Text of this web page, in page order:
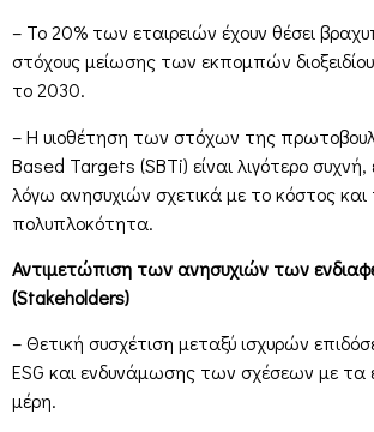
– Το 20% των εταιρειών έχουν θέσει
στόχους μείωσης των εκπομπών
το 2030.
– Η υιοθέτηση των στόχων της
Based Targets (SBTi) είναι λιγότερο
λόγω ανησυχιών σχετικά με το κόστος και
πολυπλοκότητα.
Αντιμετώπιση των ανησυχιών των
(Stakeholders)
– Θετική συσχέτιση μεταξύ ισχυρών
ESG και ενδυνάμωσης των σχέσεων με τα
μέρη.